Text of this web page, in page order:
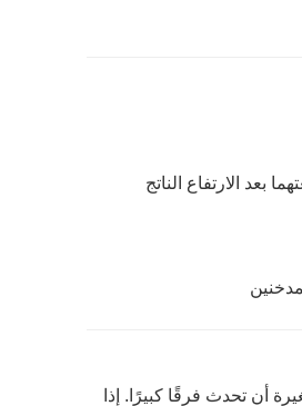
بعد الارتفاع الناتج
أن تحدث فرقًا كبيرًا. إذا